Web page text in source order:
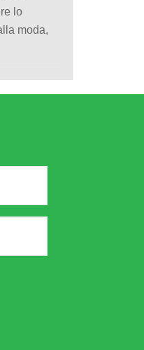
lo
moda,